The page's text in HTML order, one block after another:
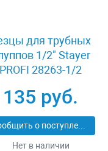
для трубных
1/2" Stayer
PROFI 28263-1/2
135 руб.
Сообщить о поступлении
Нет в наличии